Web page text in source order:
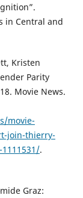
in Central and
Kristen
Parity
Movie News.
movie-
join-thierry-
.
Graz: